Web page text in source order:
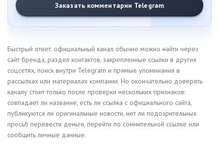
Заказать комментарии Telegram
Быстрый ответ: официальный канал обычно можно найти через
сайт бренда, раздел контактов, закрепленные ссылки в других
соцсетях, поиск внутри Telegram и прямые упоминания в
рассылках или материалах компании. Но окончательно доверять
каналу стоит только после проверки нескольких признаков:
совпадает ли название, есть ли ссылка с официального сайта,
публикуются ли оригинальные новости, нет ли подозрительных
просьб перевести деньги, перейти по сомнительной ссылке или
сообщить личные данные.